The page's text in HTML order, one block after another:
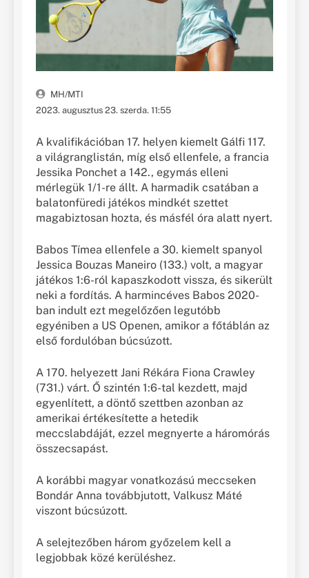
MH/MTI
2023. augusztus 23. szerda. 11:55
A kvalifikációban 17. helyen kiemelt Gálfi 117.
a világranglistán, míg első ellenfele, a francia
Jessika Ponchet a 142., egymás elleni
mérlegük 1/1-re állt. A harmadik csatában a
balatonfüredi játékos mindkét szettet
magabiztosan hozta, és másfél óra alatt nyert.
Babos Tímea ellenfele a 30. kiemelt spanyol
Jessica Bouzas Maneiro (133.) volt, a magyar
játékos 1:6-ról kapaszkodott vissza, és sikerült
neki a fordítás. A harmincéves Babos 2020-
ban indult ezt megelőzően legutóbb
egyéniben a US Openen, amikor a főtáblán az
első fordulóban búcsúzott.
A 170. helyezett Jani Rékára Fiona Crawley
(731.) várt. Ő szintén 1:6-tal kezdett, majd
egyenlített, a döntő szettben azonban az
amerikai értékesítette a hetedik
meccslabdáját, ezzel megnyerte a háromórás
összecsapást.
A korábbi magyar vonatkozású meccseken
Bondár Anna továbbjutott, Valkusz Máté
viszont búcsúzott.
A selejtezőben három győzelem kell a
legjobbak közé kerüléshez.